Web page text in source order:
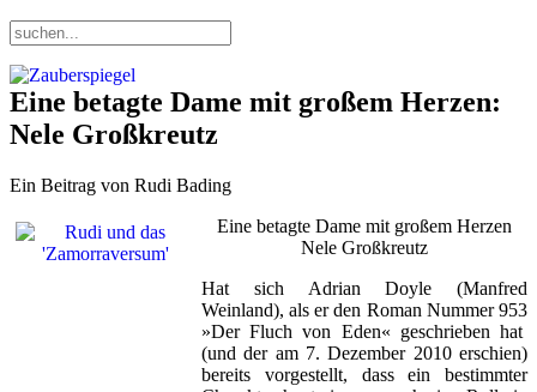
Eine betagte Dame mit großem Herzen:
Nele Großkreutz
Ein Beitrag von Rudi Bading
Eine betagte Dame mit großem Herzen
Nele Großkreutz
Hat sich Adrian Doyle (Manfred
Weinland), als er den Roman Nummer 953
»Der Fluch von Eden« geschrieben hat
(und der am 7. Dezember 2010 erschien)
bereits vorgestellt, dass ein bestimmter